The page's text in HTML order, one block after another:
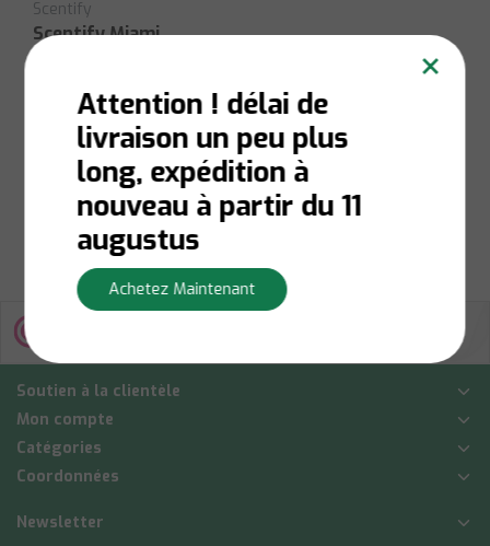
Scentify
Scentify Miami
de Luxe 180ml
En stock:Livraison en 1
à 3 jours ouvrables
Afficher
Soutien à la clientèle
Mon compte
Catégories
Coordonnées
Newsletter
×
Attention ! délai de
livraison un peu plus
long, expédition à
nouveau à partir du 11
augustus
Achetez Maintenant